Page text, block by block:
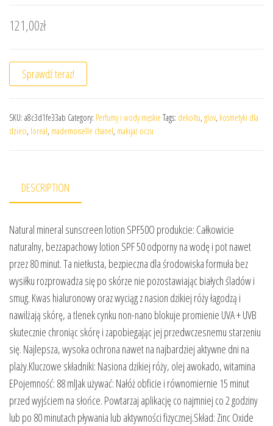
121,00zł
Sprawdź teraz!
SKU: a8c3d1fe33ab Category: Perfumy i wody męskie Tags: dekoltu, glov, kosmetyki dla
dzieci, loreal, mademoiselle chanel, makijaż oczu
DESCRIPTION
Natural mineral sunscreen lotion SPF50O produkcie: Całkowicie
naturalny, bezzapachowy lotion SPF 50 odporny na wodę i pot nawet
przez 80 minut. Ta nietłusta, bezpieczna dla środowiska formuła bez
wysiłku rozprowadza się po skórze nie pozostawiając białych śladów i
smug. Kwas hialuronowy oraz wyciąg z nasion dzikiej róży łagodzą i
nawilżają skórę, a tlenek cynku non-nano blokuje promienie UVA + UVB
skutecznie chroniąc skórę i zapobiegając jej przedwczesnemu starzeniu
się. Najlepsza, wysoka ochrona nawet na najbardziej aktywne dni na
plaży.Kluczowe składniki: Nasiona dzikiej róży, olej awokado, witamina
EPojemność: 88 mlJak używać: Nałóż obficie i równomiernie 15 minut
przed wyjściem na słońce. Powtarzaj aplikację co najmniej co 2 godziny
lub po 80 minutach pływania lub aktywności fizycznej.Skład: Zinc Oxide